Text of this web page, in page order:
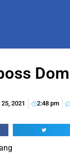
2021 2:48 pm